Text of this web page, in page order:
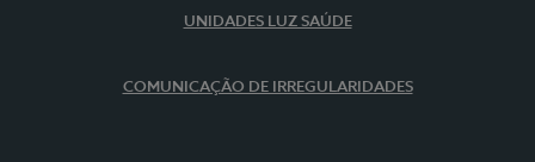
UNIDADES LUZ SAÚDE
COMUNICAÇÃO DE IRREGULARIDADES